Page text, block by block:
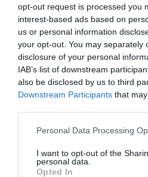
opt-out request is processed you
interest-based ads based on
us or personal information
your opt-out. You may separately
disclosure of your personal
IAB’s list of downstream
also be disclosed by us to third
Downstream Participants that
Personal Data Processing
I want to opt-out of the
personal data.
Opted In